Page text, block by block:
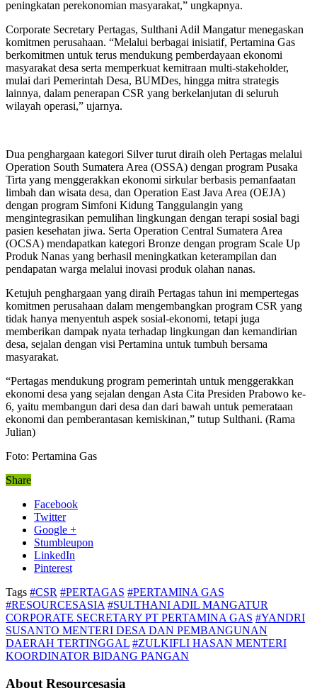
peningkatan perekonomian masyarakat,” ungkapnya.
Corporate Secretary Pertagas, Sulthani Adil Mangatur menegaskan
komitmen perusahaan. “Melalui berbagai inisiatif, Pertamina Gas
berkomitmen untuk terus mendukung pemberdayaan ekonomi
masyarakat desa serta memperkuat kemitraan multi-stakeholder,
mulai dari Pemerintah Desa, BUMDes, hingga mitra strategis
lainnya, dalam penerapan CSR yang berkelanjutan di seluruh
wilayah operasi,” ujarnya.
Dua penghargaan kategori Silver turut diraih oleh Pertagas melalui
Operation South Sumatera Area (OSSA) dengan program Pusaka
Tirta yang menggerakkan ekonomi sirkular berbasis pemanfaatan
limbah dan wisata desa, dan Operation East Java Area (OEJA)
dengan program Simfoni Kidung Tanggulangin yang
mengintegrasikan pemulihan lingkungan dengan terapi sosial bagi
pasien kesehatan jiwa. Serta Operation Central Sumatera Area
(OCSA) mendapatkan kategori Bronze dengan program Scale Up
Produk Nanas yang berhasil meningkatkan keterampilan dan
pendapatan warga melalui inovasi produk olahan nanas.
Ketujuh penghargaan yang diraih Pertagas tahun ini mempertegas
komitmen perusahaan dalam mengembangkan program CSR yang
tidak hanya menyentuh aspek sosial-ekonomi, tetapi juga
memberikan dampak nyata terhadap lingkungan dan kemandirian
desa, sejalan dengan visi Pertamina untuk tumbuh bersama
masyarakat.
“Pertagas mendukung program pemerintah untuk menggerakkan
ekonomi desa yang sejalan dengan Asta Cita Presiden Prabowo ke-
6, yaitu membangun dari desa dan dari bawah untuk pemerataan
ekonomi dan pemberantasan kemiskinan,” tutup Sulthani. (Rama
Julian)
Foto: Pertamina Gas
Share
Facebook
Twitter
Google +
Stumbleupon
LinkedIn
Pinterest
Tags #CSR #PERTAGAS #PERTAMINA GAS
#RESOURCESASIA #SULTHANI ADIL MANGATUR
CORPORATE SECRETARY PT PERTAMINA GAS #YANDRI
SUSANTO MENTERI DESA DAN PEMBANGUNAN
DAERAH TERTINGGAL #ZULKIFLI HASAN MENTERI
KOORDINATOR BIDANG PANGAN
About Resourcesasia